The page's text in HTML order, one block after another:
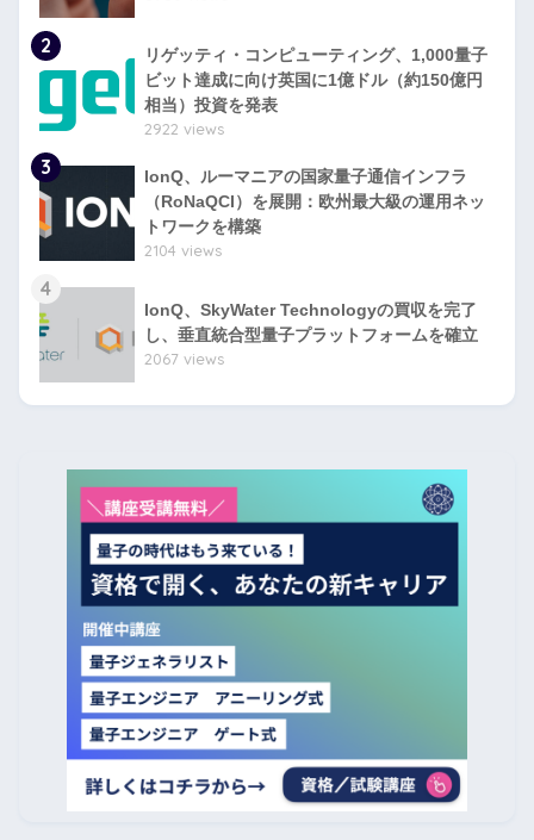
2
リゲッティ・コンピューティング、1,000量子
ビット達成に向け英国に1億ドル（約150億円
相当）投資を発表
2922 views
3
IonQ、ルーマニアの国家量子通信インフラ
（RoNaQCI）を展開：欧州最大級の運用ネッ
トワークを構築
2104 views
4
IonQ、SkyWater Technologyの買収を完了
し、垂直統合型量子プラットフォームを確立
2067 views